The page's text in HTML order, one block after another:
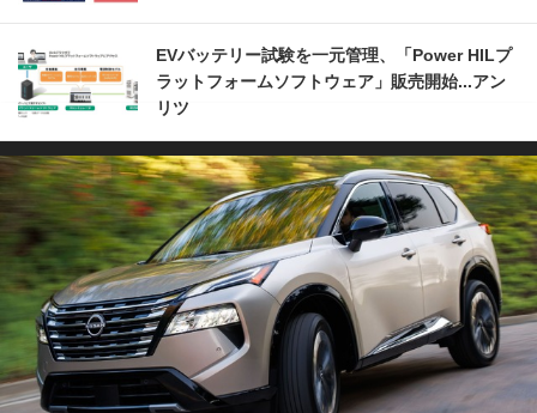
EVバッテリー試験を一元管理、「Power HILプ
ラットフォームソフトウェア」販売開始...アン
リツ